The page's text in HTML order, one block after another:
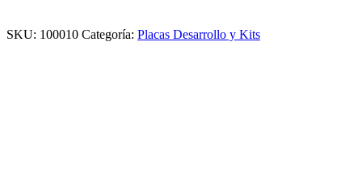
SKU: 100010 Categoría: Placas Desarrollo y Kits